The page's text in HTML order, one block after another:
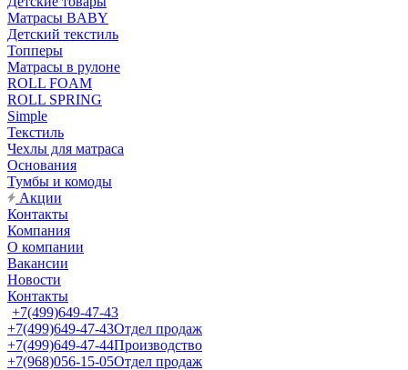
Матрасы BABY
Детский текстиль
Топперы
Матрасы в рулоне
ROLL FOAM
ROLL SPRING
Simple
Текстиль
Чехлы для матраса
Основания
Тумбы и комоды
Акции
Контакты
Компания
О компании
Вакансии
Новости
Контакты
+7(499)649-47-43
+7(499)649-47-43Отдел продаж
+7(499)649-47-44Производство
+7(968)056-15-05Отдел продаж